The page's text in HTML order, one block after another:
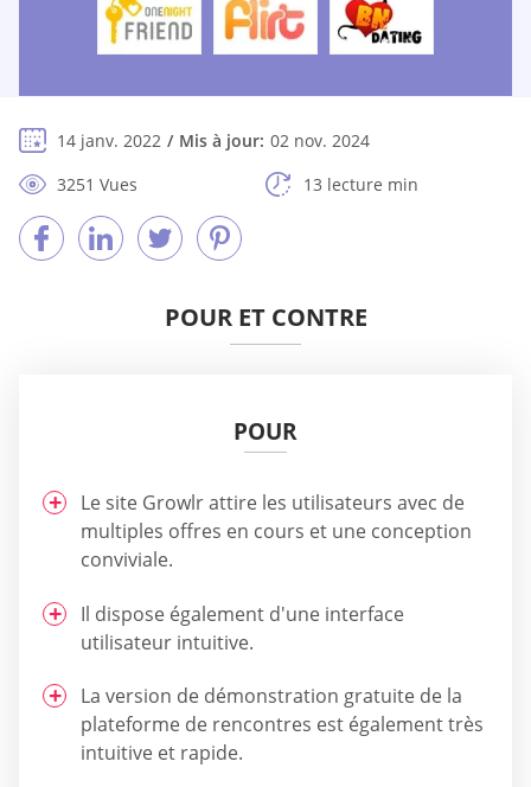
14 janv. 2022 Mis à jour: 02 nov. 2024
3251 Vues
13 lecture min
POUR ET CONTRE
POUR
Le site Growlr attire les utilisateurs avec de
multiples offres en cours et une conception
conviviale.
Il dispose également d'une interface
utilisateur intuitive.
La version de démonstration gratuite de la
plateforme de rencontres est également très
intuitive et rapide.